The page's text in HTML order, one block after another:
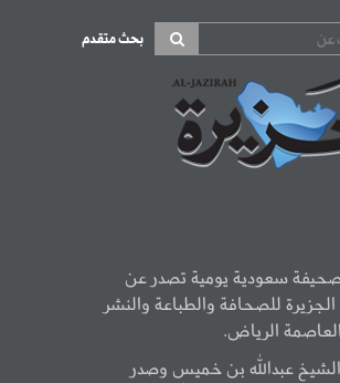
بحث متقدم
صحيفة سعودية يومية تصدر عن
للصحافة والطباعة والنشر
الرياض.
عبدالله بن خميس وصدر